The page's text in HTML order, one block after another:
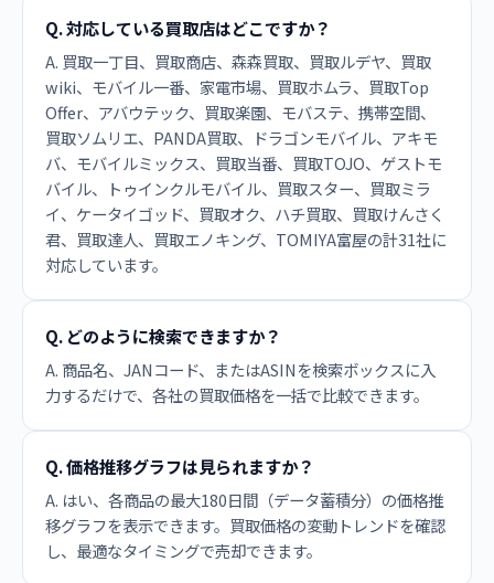
Q. 対応している買取店はどこですか？
A. 買取一丁目、買取商店、森森買取、買取ルデヤ、買取
wiki、モバイル一番、家電市場、買取ホムラ、買取Top
Offer、アバウテック、買取楽園、モバステ、携帯空間、
買取ソムリエ、PANDA買取、ドラゴンモバイル、アキモ
バ、モバイルミックス、買取当番、買取TOJO、ゲストモ
バイル、トゥインクルモバイル、買取スター、買取ミラ
イ、ケータイゴッド、買取オク、ハチ買取、買取けんさく
君、買取達人、買取エノキング、TOMIYA富屋の計31社に
対応しています。
Q. どのように検索できますか？
A. 商品名、JANコード、またはASINを検索ボックスに入
力するだけで、各社の買取価格を一括で比較できます。
Q. 価格推移グラフは見られますか？
A. はい、各商品の最大180日間（データ蓄積分）の価格推
移グラフを表示できます。買取価格の変動トレンドを確認
し、最適なタイミングで売却できます。